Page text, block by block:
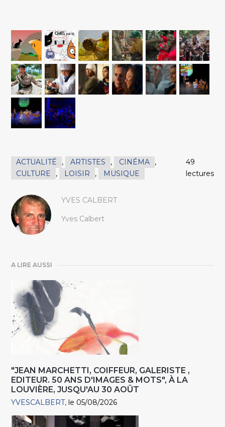
ACTUALITÉ , ARTISTES , CINÉMA
,
CULTURE
, LOISIR , MUSIQUE
49
lectures
YVES CALBERT
Yves Calbert
A LIRE AUSSI
"JEAN MARCHETTI, COIFFEUR, GALERISTE ,
EDITEUR. 50 ANS D'IMAGES & MOTS", À LA
LOUVIÈRE, JUSQU'AU 30 AOÛT
YVESCALBERT le 05/08/2026